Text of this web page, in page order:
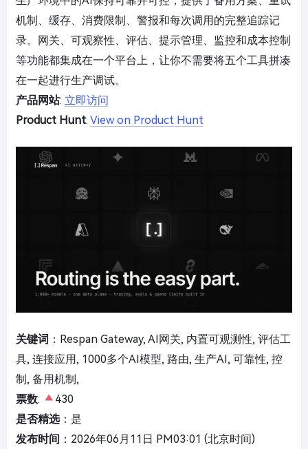
机制、缓存、消费限制、警报和每次调用的完整追踪记
录。网关、可观察性、评估、提示管理、监控和成本控制
等功能都集成在一个平台上，让你不需要将五个工具拼凑
在一起进行生产调试。
产品网站: 立即访问
Product Hunt: View on Product Hunt
关键词 ：Respan Gateway, AI网关, 内置可观测性, 评估工
具, 连接应用, 1000多个AI模型, 路由, 生产AI, 可靠性, 控
制, 备用机制,
票数:
430
是否精选：是
发布时间 ：2026年06月11日 PM03:01 (北京时间)